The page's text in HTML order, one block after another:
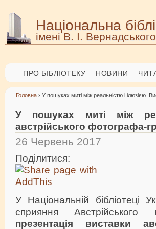
Національна
імені В. І. Вернадського
ПРО БІБЛІОТЕКУ НОВИНИ
Головна › У пошуках миті між реальністю і ілюзією.
У пошуках миті між
австрійського фотографа-
26 Червень 2017
Поділитися:
У Національній бібліотеці
сприяння Австрійського
презентація виставки